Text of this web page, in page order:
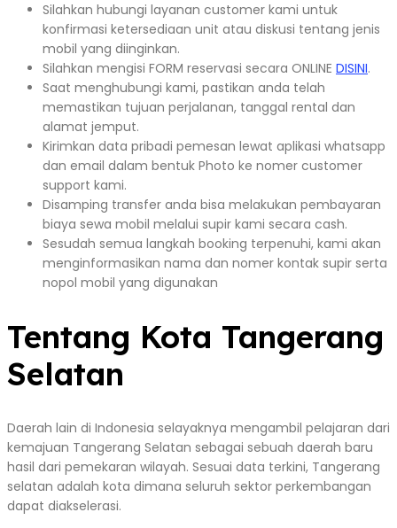
Silahkan hubungi layanan customer kami untuk
konfirmasi ketersediaan unit atau diskusi tentang jenis
mobil yang diinginkan.
Silahkan mengisi FORM reservasi secara ONLINE DISINI.
Saat menghubungi kami, pastikan anda telah
memastikan tujuan perjalanan, tanggal rental dan
alamat jemput.
Kirimkan data pribadi pemesan lewat aplikasi whatsapp
dan email dalam bentuk Photo ke nomer customer
support kami.
Disamping transfer anda bisa melakukan pembayaran
biaya sewa mobil melalui supir kami secara cash.
Sesudah semua langkah booking terpenuhi, kami akan
menginformasikan nama dan nomer kontak supir serta
nopol mobil yang digunakan
Tentang Kota Tangerang
Selatan
Daerah lain di Indonesia selayaknya mengambil pelajaran dari
kemajuan Tangerang Selatan sebagai sebuah daerah baru
hasil dari pemekaran wilayah. Sesuai data terkini, Tangerang
selatan adalah kota dimana seluruh sektor perkembangan
dapat diakselerasi.